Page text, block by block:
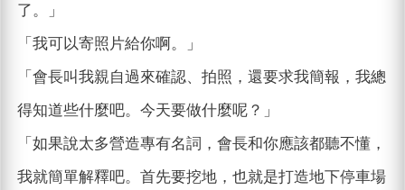
了。」
「我可以寄照片給你啊。」
「會長叫我親自過來確認、拍照，還要求我簡報，我總
得知道些什麼吧。今天要做什麼呢？」
「如果說太多營造專有名詞，會長和你應該都聽不懂，
我就簡單解釋吧。首先要挖地，也就是打造地下停車場